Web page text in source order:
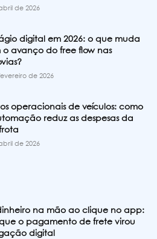
de 2026
digital em 2026: o que muda
o avanço do free flow nas
de 2026
operacionais de veículos: como
reduz as despesas da
de 2026
na mão ao clique no app:
o pagamento de frete virou
digital